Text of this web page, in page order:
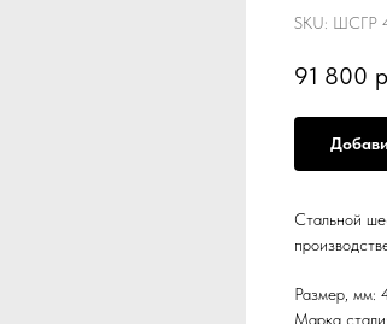
SKU: ШСГР
91 800
Стальной
Размер, мм:
Марка